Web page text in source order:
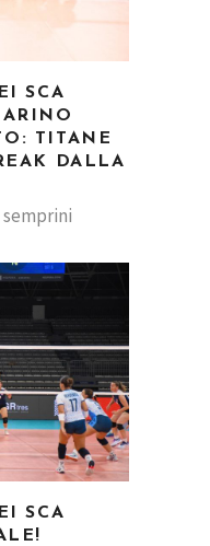
SCA
TITANE
DALLA
SCA